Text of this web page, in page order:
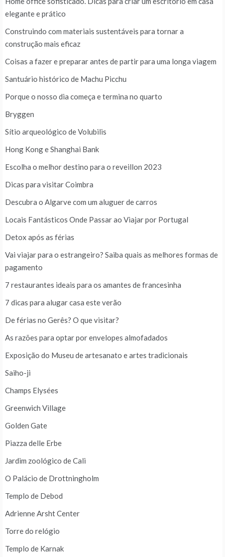
elegante e prático
Construindo com materiais sustentáveis para tornar a
construção mais eficaz
Coisas a fazer e preparar antes de partir para uma longa viagem
Santuário histórico de Machu Picchu
Porque o nosso dia começa e termina no quarto
Bryggen
Sítio arqueológico de Volubilis
Hong Kong e Shanghai Bank
Escolha o melhor destino para o reveillon 2023
Dicas para visitar Coimbra
Descubra o Algarve com um aluguer de carros
Locais Fantásticos Onde Passar ao Viajar por Portugal
Detox após as férias
Vai viajar para o estrangeiro? Saiba quais as melhores formas de
pagamento
7 restaurantes ideais para os amantes de francesinha
7 dicas para alugar casa este verão
De férias no Gerês? O que visitar?
As razões para optar por envelopes almofadados
Exposição do Museu de artesanato e artes tradicionais
Saiho-ji
Champs Elysées
Greenwich Village
Golden Gate
Piazza delle Erbe
Jardim zoológico de Cali
O Palácio de Drottningholm
Templo de Debod
Adrienne Arsht Center
Torre do relógio
Templo de Karnak